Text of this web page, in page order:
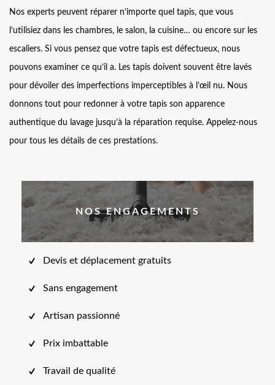
Nos experts peuvent réparer n’importe quel tapis, que vous
l’utilisiez dans les chambres, le salon, la cuisine… ou encore sur les
escaliers. Si vous pensez que votre tapis est défectueux, nous
pouvons examiner ce qu’il a. Les tapis doivent souvent être lavés
pour dévoiler des imperfections imperceptibles à l’œil nu. Nous
donnons tout pour redonner à votre tapis son apparence
authentique du lavage jusqu’à la réparation requise. Appelez-nous
pour tous les détails de ces prestations.
NOS ENGAGEMENTS
Devis et déplacement gratuits
Sans engagement
Artisan passionné
Prix imbattable
Travail de qualité